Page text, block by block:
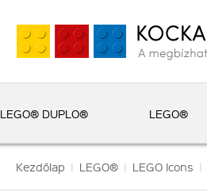
LEGO® DUPLO® LEGO®
Kezdőlap | LEGO® | LEGO Icons |